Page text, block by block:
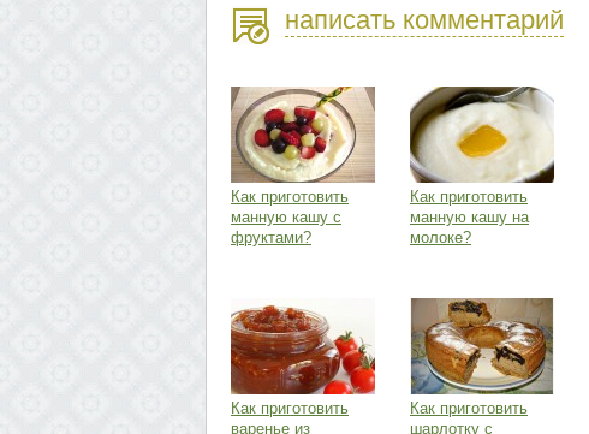
написать комментарий
Как приготовить
манную кашу с
фруктами?
Как приготовить
манную кашу на
молоке?
Как приготовить
варенье из
Как приготовить
шарлотку с